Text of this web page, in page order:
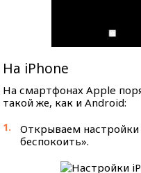
На iPhone
На смартфонах Apple
такой же, как и Android:
Открываем
беспокоить».